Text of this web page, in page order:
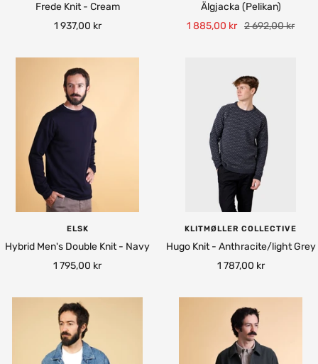
Frede Knit - Cream
Rea-
1 937,00 kr
Älgjacka (Pelikan)
Rea-
1 885,00 kr Pris
2 692,00 kr
ELSK
Hybrid Men's Double Knit - Navy
Rea-
1 795,00 kr
KLITMØLLER COLLECTIVE
Hugo Knit - Anthracite/light Grey
Rea-
1 787,00 kr